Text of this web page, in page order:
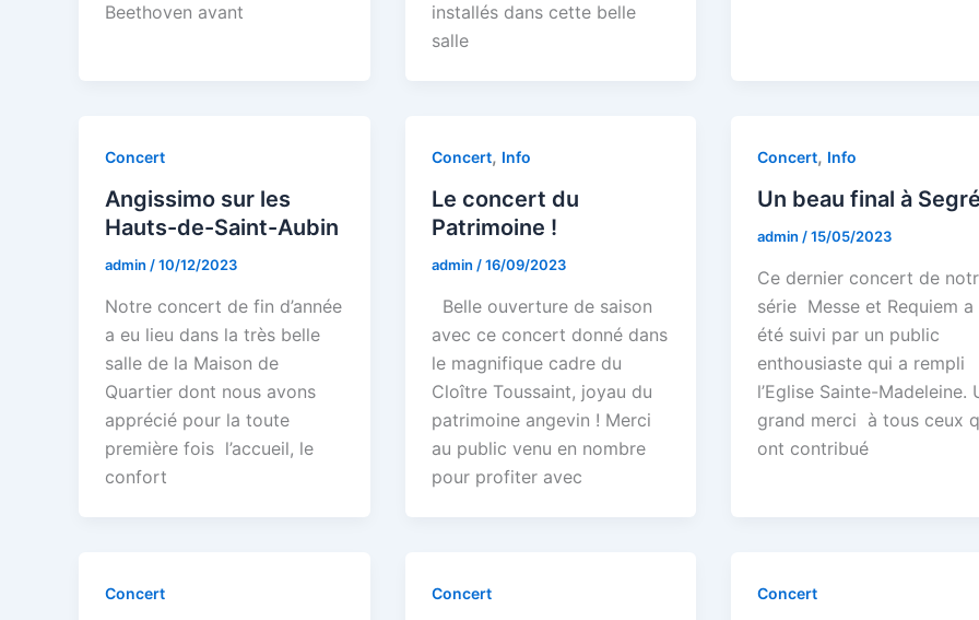
Beethoven avant
installés dans cette belle
salle
Concert
Angissimo sur les
Hauts-de-Saint-Aubin
admin /10/12/2023
Notre concert de fin d’année
a eu lieu dans la très belle
salle de la Maison de
Quartier dont nous avons
apprécié pour la toute
première fois l’accueil, le
confort
Concert, Info
Le concert du
Patrimoine !
admin /16/09/2023
Belle ouverture de saison
avec ce concert donné dans
le magnifique cadre du
Cloître Toussaint, joyau du
patrimoine angevin ! Merci
au public venu en nombre
pour profiter avec
Concert, Info
Un beau final à
admin /15/05/2023
Ce dernier concert de
série Messe et Requiem a
été suivi par un public
enthousiaste qui a rempli
l’Eglise Sainte-Madeleine.
grand merci à tous ceux
ont contribué
Concert Concert Concert